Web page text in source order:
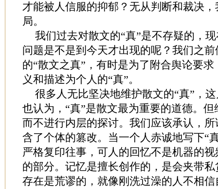
才能被人信服的抑郁？无从判断和裁决
局。
我们过去对散文的“真”是不存疑的，
问题是不是到今天才出现的呢？我们之
的“散文之真”，有时是为了附合舆论要
义和描述为个人的“真”。
很多人无比坚决地维护散文的“真”，
也认为，“真”是散文最为重要的道德。
而不进行内层的探讨。我们应该承认，
含了个体的篡改。当一个人赤诚地写下“
严格复印往事，可人的回忆不是机器的
的部分。记忆是擅长创作的，是会夹带
存在是荒谬的，就像刚洗过澡的人不相